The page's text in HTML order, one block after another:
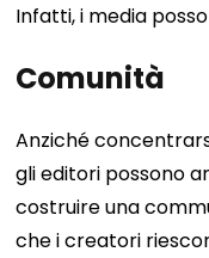
Infatti, i media
Comunità
Anziché
gli editori possono
costruire una
che i creatori